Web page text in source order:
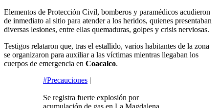
Elementos de Protección Civil, bomberos y paramédicos acudieron
de inmediato al sitio para atender a los heridos, quienes presentaban
diversas lesiones, entre ellas quemaduras, golpes y crisis nerviosas.
Testigos relataron que, tras el estallido, varios habitantes de la zona
se organizaron para auxiliar a las víctimas mientras llegaban los
cuerpos de emergencia en Coacalco.
#Precauciones |
Se registra fuerte explosión por
acumulación de gas en La Magdalena,